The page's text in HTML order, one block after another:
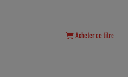
Acheter ce titre